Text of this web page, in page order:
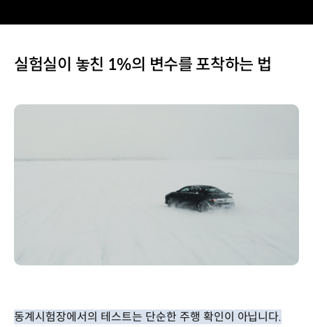
실험실이 놓친 1%의 변수를 포착하는 법
동계시험장에서의 테스트는 단순한 주행 확인이 아닙니다.